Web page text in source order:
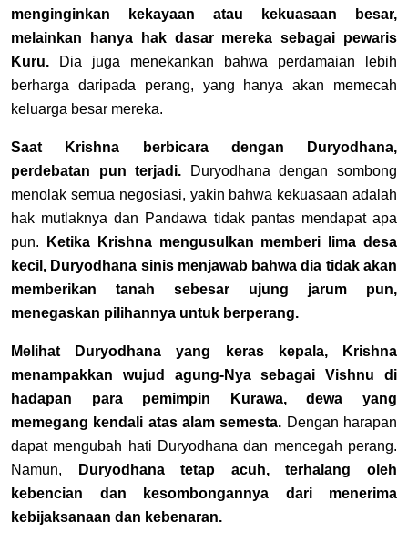
menginginkan kekayaan atau kekuasaan besar,
melainkan hanya hak dasar mereka sebagai pewaris
Kuru. Dia juga menekankan bahwa perdamaian lebih
berharga daripada perang, yang hanya akan memecah
keluarga besar mereka.
Saat Krishna berbicara dengan Duryodhana,
perdebatan pun terjadi.
Duryodhana dengan sombong
menolak semua negosiasi, yakin bahwa kekuasaan adalah
hak mutlaknya dan Pandawa tidak pantas mendapat apa
pun.
Ketika Krishna mengusulkan memberi lima desa
kecil, Duryodhana sinis menjawab bahwa dia tidak akan
memberikan tanah sebesar ujung jarum pun,
menegaskan pilihannya untuk berperang.
Melihat Duryodhana yang keras kepala, Krishna
menampakkan wujud agung-Nya sebagai Vishnu di
hadapan para pemimpin Kurawa, dewa yang
memegang kendali atas alam semesta. Dengan harapan
dapat mengubah hati Duryodhana dan mencegah perang.
Namun,
Duryodhana tetap acuh, terhalang oleh
kebencian dan kesombongannya dari menerima
kebijaksanaan dan kebenaran.